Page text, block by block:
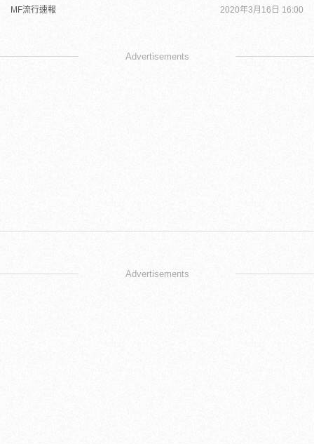
MF流行速報 2020年3月16日 16:00
Advertisements
Advertisements